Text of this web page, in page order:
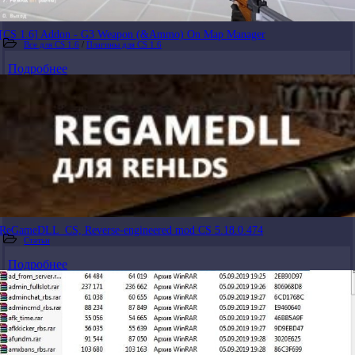
[CS 1.6] Addon - G3 Weapon (&Ammo) On Map Manager
Все для CS 1.6 / Плагины для CS 1.6
Подробнее
ReGameDLL_CS, Reverse-engineered mod CS 5.18.0.474
Статьи
Подробнее